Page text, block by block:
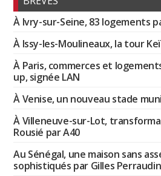
À Ivry-sur-Seine, 83 logements
À Issy-les-Moulineaux, la tour
À Paris, commerces et
up, signée LAN
À Venise, un nouveau stade
À Villeneuve-sur-Lot,
Rousié par A40
Au Sénégal, une maison sans
sophistiqués par Gilles Perraudin